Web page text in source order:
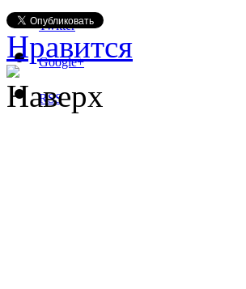
Twitter
Google+
RSS
Нравится
Наверх